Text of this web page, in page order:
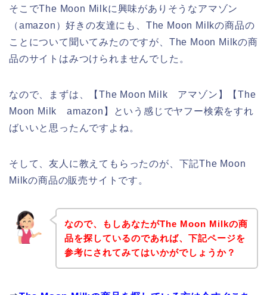
そこでThe Moon Milkに興味がありそうなアマゾン
（amazon）好きの友達にも、The Moon Milkの商品の
ことについて聞いてみたのですが、The Moon Milkの商
品のサイトはみつけられませんでした。
なので、まずは、【The Moon Milk アマゾン】【The
Moon Milk amazon】という感じでヤフー検索をすれ
ばいいと思ったんですよね。
そして、友人に教えてもらったのが、下記The Moon
Milkの商品の販売サイトです。
なので、もしあなたがThe Moon Milkの商
品を探しているのであれば、下記ページを
参考にされてみてはいかがでしょうか？